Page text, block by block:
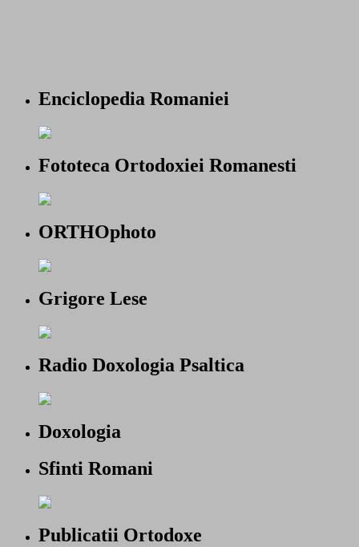
Enciclopedia Romaniei
Fototeca Ortodoxiei Romanesti
ORTHOphoto
Grigore Lese
Radio Doxologia Psaltica
Doxologia
Sfinti Romani
Publicatii Ortodoxe